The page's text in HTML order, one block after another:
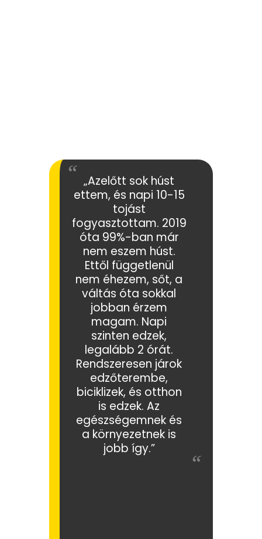
„Azelőtt sok húst
ettem, és napi 10-15
tojást
fogyasztottam. 2019
óta 99%-ban már
nem eszem húst.
Ettől függetlenül
nem éhezem, sőt, a
váltás óta sokkal
jobban érzem
magam. Napi
szinten edzek,
legalább 2 órát.
Rendszeresen járok
edzőterembe,
biciklizek, és otthon
is edzek. Az
egészségemnek és
a környezetnek is
jobb így.”